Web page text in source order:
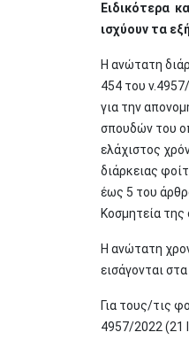
Ειδικότερα
ισχύουν τα
Η ανώτατη
454 του
για την
σπουδών του
ελάχιστος
διάρκειας
έως 5 του
Κοσμητεία της
Η ανώτατη
εισάγονται
Για τους/τις
4957/2022 (21